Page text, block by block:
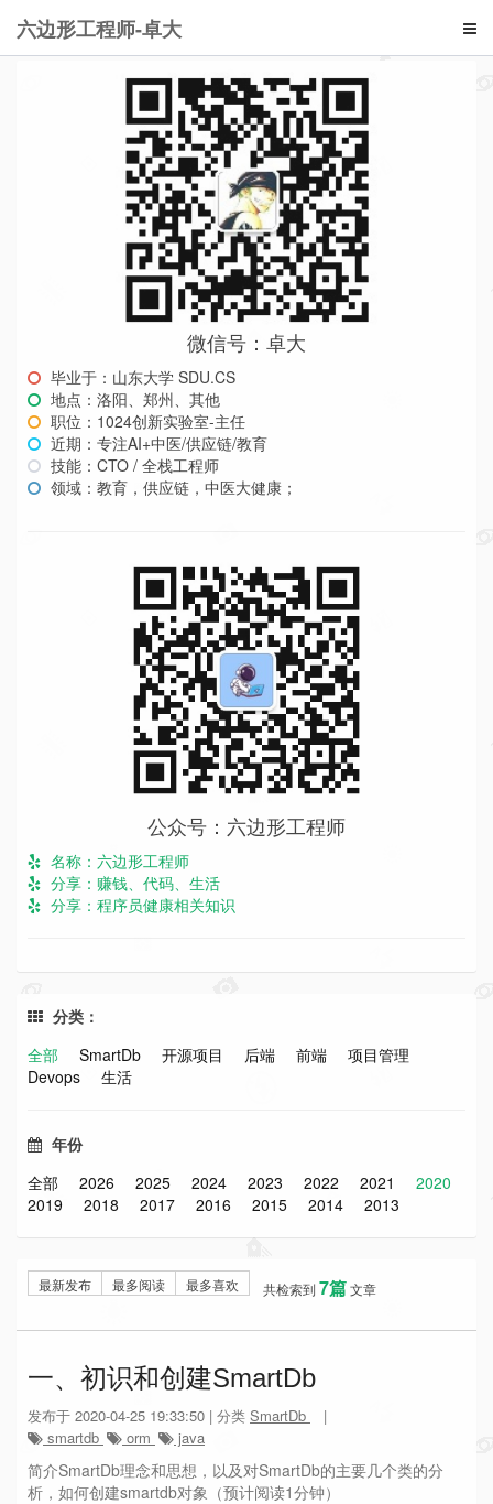
六边形工程师-卓大
微信号：卓大
毕业于：山东大学 SDU.CS
地点：洛阳、郑州、其他
职位：1024创新实验室-主任
近期：专注AI+中医/供应链/教育
技能：CTO / 全栈工程师
领域：教育，供应链，中医大健康；
公众号：六边形工程师
名称：六边形工程师
分享：赚钱、代码、生活
分享：程序员健康相关知识
分类：
全部
SmartDb 开源项目 后端 前端
项目管理
Devops
生活
年份
全部
2026 2025 2024 2023 2022 2021
2020
2019
2018 2017 2016 2015 2014 2013
最新发布 最多阅读 最多喜欢 共检索到 7篇文章
一、初识和创建SmartDb
发布于 2020-04-25 19:33:50 | 分类 SmartDb
|
smartdb
orm java
简介SmartDb理念和思想，以及对SmartDb的主要几个类的分
析，如何创建smartdb对象（预计阅读1分钟）